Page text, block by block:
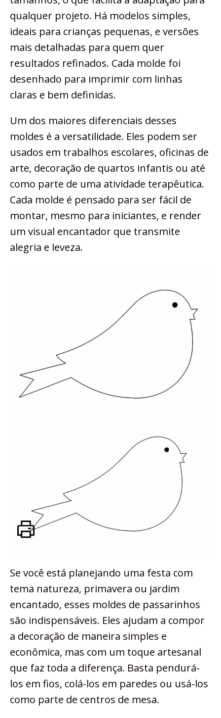
qualquer projeto. Há modelos simples,
ideais para crianças pequenas, e versões
mais detalhadas para quem quer
resultados refinados. Cada molde foi
desenhado para imprimir com linhas
claras e bem definidas.
Um dos maiores diferenciais desses
moldes é a versatilidade. Eles podem ser
usados em trabalhos escolares, oficinas de
arte, decoração de quartos infantis ou até
como parte de uma atividade terapêutica.
Cada molde é pensado para ser fácil de
montar, mesmo para iniciantes, e render
um visual encantador que transmite
alegria e leveza.
Se você está planejando uma festa com
tema natureza, primavera ou jardim
encantado, esses moldes de passarinhos
são indispensáveis. Eles ajudam a compor
a decoração de maneira simples e
econômica, mas com um toque artesanal
que faz toda a diferença. Basta pendurá-
los em fios, colá-los em paredes ou usá-los
como parte de centros de mesa.